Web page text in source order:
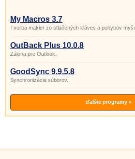
My Macros 3.7
Tvorba makier zo stlačených kláves a pohybov myši.
OutBack Plus 10.0.8
Záloha pre Outlook.
GoodSync 9.9.5.8
Synchronizácia súborov.
ďalšie programy »